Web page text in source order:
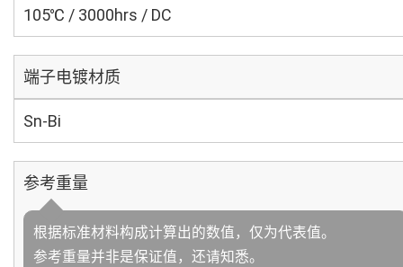
105℃ / 3000hrs / DC
端子电镀材质
Sn-Bi
参考重量
根据标准材料构成计算出的数值，仅为代表值。
参考重量并非是保证值，还请知悉。